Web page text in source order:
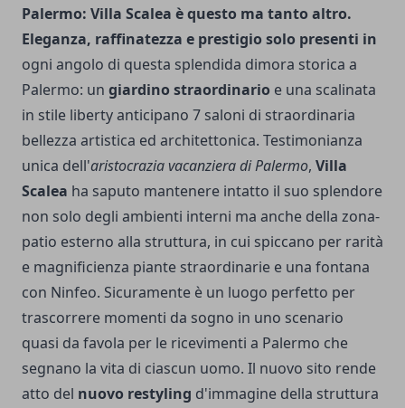
Palermo: Villa Scalea è questo ma tanto altro.
Eleganza, raffinatezza e prestigio solo presenti in
ogni angolo di questa splendida dimora storica a
Palermo: un giardino straordinario e una scalinata
in stile liberty anticipano 7 saloni di straordinaria
bellezza artistica ed architettonica. Testimonianza
unica dell'aristocrazia vacanziera di Palermo, Villa
Scalea ha saputo mantenere intatto il suo splendore
non solo degli ambienti interni ma anche della zona-
patio esterno alla struttura, in cui spiccano per rarità
e magnificienza piante straordinarie e una fontana
con Ninfeo. Sicuramente è un luogo perfetto per
trascorrere momenti da sogno in uno scenario
quasi da favola per le ricevimenti a Palermo che
segnano la vita di ciascun uomo. Il nuovo sito rende
atto del nuovo restyling d'immagine della struttura